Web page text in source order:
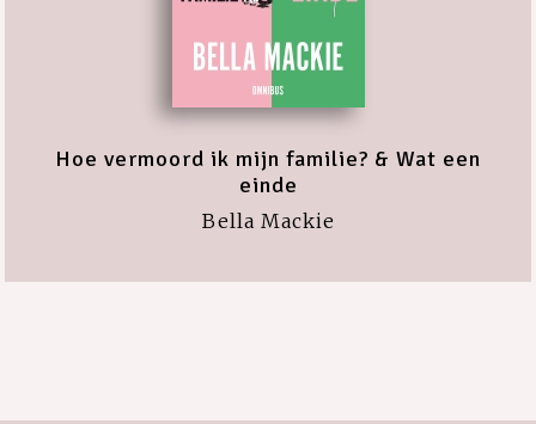
Hoe vermoord ik mijn familie? & Wat een
einde
Bella Mackie